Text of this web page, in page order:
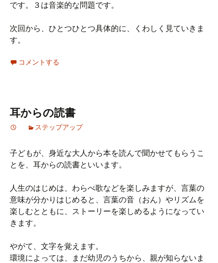
です。３は音楽的な問題です。
次回から、ひとつひとつ具体的に、くわしく見ていきま
す。
コメントする
耳からの読書
ステップアップ
子どもが、身近な大人から本を読んで聞かせてもらうこ
とを、耳からの読書といいます。
人生のはじめは、わらべ歌などを楽しみますが、言葉の
意味が分かりはじめると、言葉の音（おん）やリズムを
楽しむとともに、ストーリーを楽しめるようになってい
きます。
やがて、文字を覚えます。
環境によっては、まだ幼児のうちから、親が知らないま